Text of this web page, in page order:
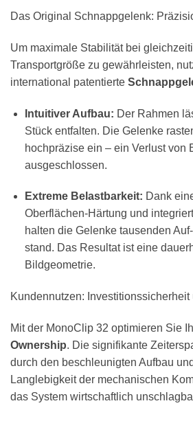
Das Original Schnappgelenk:
Um maximale Stabilität bei
Transportgröße zu gewährleisten,
international patentierte
Intuitiver Aufbau: Der Rahmen
Stück entfalten. Die Gelenke
hochpräzise ein – ein Verlust von
ausgeschlossen.
Extreme Belastbarkeit: Dank
Oberflächen-Härtung und
halten die Gelenke tausenden
stand. Das Resultat ist eine
Bildgeometrie.
Kundennutzen: Investitionssicherheit
Mit der MonoClip 32 optimieren Sie
Ownership. Die signifikante
durch den beschleunigten Aufbau
Langlebigkeit der mechanischen
das System wirtschaftlich